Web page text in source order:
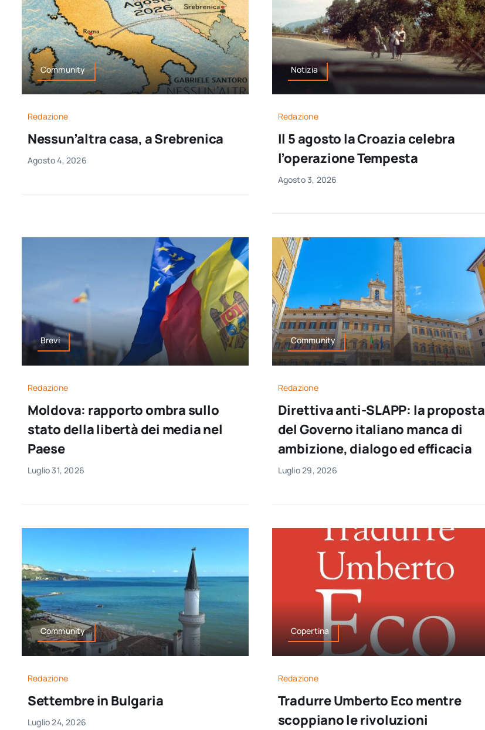
Community
Redazione
Nessun’altra casa, a Srebrenica
Agosto 4, 2026
Notizia
Redazione
Il 5 agosto la Croazia celebra
l’operazione Tempesta
Agosto 3, 2026
Brevi
Redazione
Moldova: rapporto ombra sullo
stato della libertà dei media nel
Paese
Luglio 31, 2026
Community
Redazione
Direttiva anti-SLAPP: la proposta
del Governo italiano manca di
ambizione, dialogo ed efficacia
Luglio 29, 2026
Community
Redazione
Settembre in Bulgaria
Luglio 24, 2026
Copertina
Redazione
Tradurre Umberto Eco mentre
scoppiano le rivoluzioni